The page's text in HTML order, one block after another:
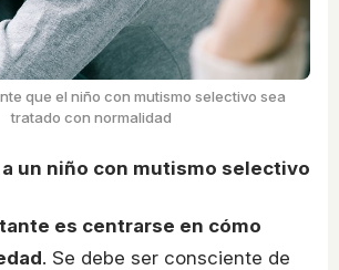
que el niño con mutismo selectivo sea
tratado con normalidad
un niño con mutismo selectivo
es centrarse en cómo
. Se debe ser consciente de